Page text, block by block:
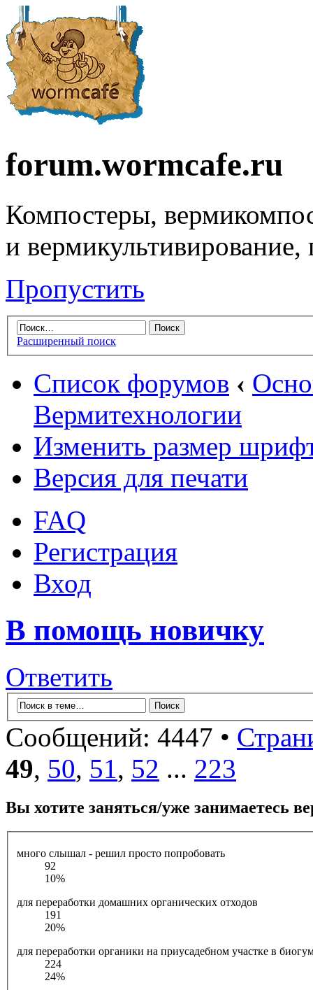
forum.wormcafe.ru
Компостеры,
и
Пропустить
Расширенный поиск
Список форумов ‹
Вермитехнологии
Изменить размер
Версия для печати
FAQ
Регистрация
Вход
В помощь новичку
Ответить
Сообщений: 4447 •
49, 50, 51, 52 ... 223
Вы хотите заняться/уже занимаетесь
много слышал - решил просто попробовать
92
10%
для переработки домашних органических отходов
191
20%
для переработки органики на приусадебном участке в
224
24%